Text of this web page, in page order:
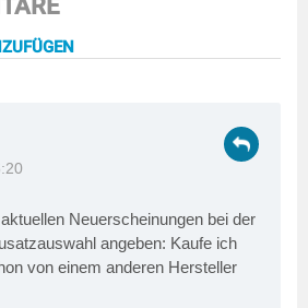
Neuerscheinungen bei der
angeben: Kaufe ich
von einem anderen Hersteller